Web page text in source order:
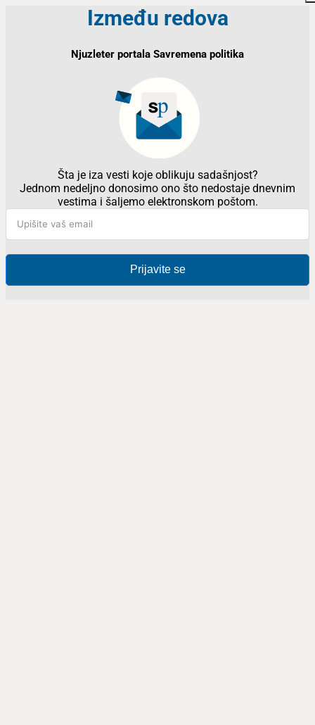
Između redova
Njuzleter portala Savremena politika
Šta je iza vesti koje oblikuju sadašnjost?
Jednom nedeljno donosimo ono što nedostaje dnevnim
vestima i šaljemo elektronskom poštom.
Prijavite se